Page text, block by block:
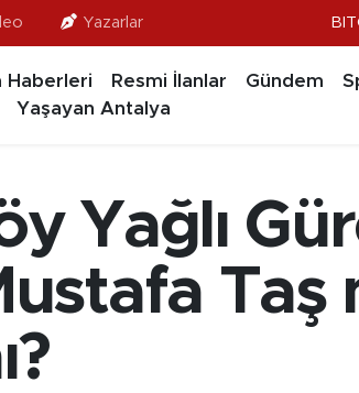
Yazarlar
Haberleri Resmi İlanlar Gündem
Yaşayan Antalya
Yağlı
Taş